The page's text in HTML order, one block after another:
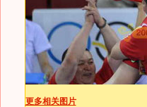
更多相关图片